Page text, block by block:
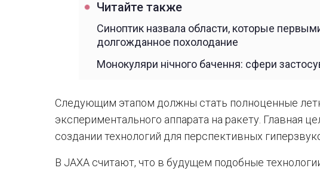
Читайте также
Синоптик назвала области, которые
долгожданное похолодание
Монокуляри нічного бачення: сфери
Следующим этапом должны стать полноценные
экспериментального аппарата на ракету. Главная
создании технологий для перспективных
В JAXA считают, что в будущем подобные